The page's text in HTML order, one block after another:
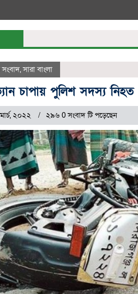
সংবাদ,সারা বাংলা
চাপায় পুলিশ সদস্য নিহত
২০২২ ২৯৬ 0 সংবাদ টি পড়েছেন